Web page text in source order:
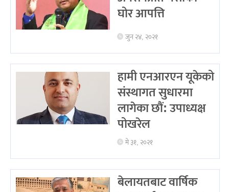
घोर आपत्ति
जुन २४, २०२१
हामी एनआरएन यूकेको
संस्थागत सुधारमा
लागेका छौं: उपाध्यक्ष
पोखरेल
मे ३१, २०२१
बेलायतबाट वार्षिक